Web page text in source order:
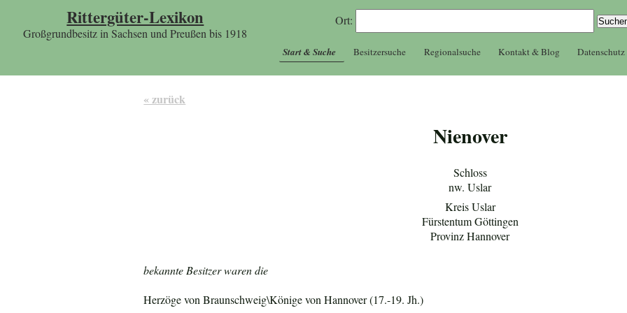
Rittergüter-Lexikon
Großgrundbesitz in Sachsen und Preußen bis 1918
Ort:
Start & Suche Besitzersuche Regionalsuche Kontakt & Blog Datenschutz
« zurück
Nienover
Schloss
nw. Uslar
Kreis Uslar
Fürstentum Göttingen
Provinz Hannover
bekannte Besitzer waren die
Herzöge von Braunschweig\Könige von Hannover (17.-19. Jh.)